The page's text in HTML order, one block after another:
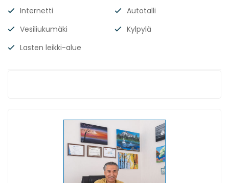
Internetti
Autotalli
Vesiliukumäki
Kylpylä
Lasten leikki-alue